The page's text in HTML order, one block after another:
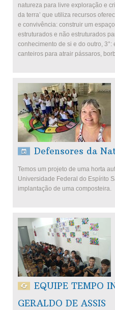
natureza para livre exploração e
da terra’ que utiliza recursos
e convivência: construir um
estruturados e não estruturados
conhecimento de si e do outro,
canteiros para atrair pássaros,
Defensores da
Temos um projeto de uma horta
Universidade Federal do Espírito
implantação de uma composteira.
EQUIPE TEMPO
GERALDO DE ASSIS